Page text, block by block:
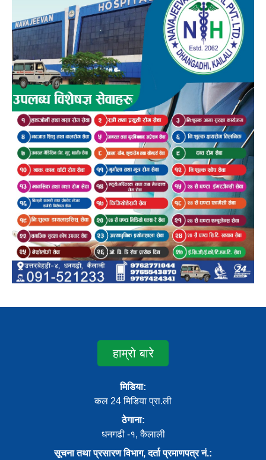
हाम्रो बारे
मिडिया:
कल 24 मिडिया प्रा.ली
ठेगाना:
धनगढी -१, कैलाली
सूचना तथा प्रसारण विभाग, दर्ता प्रमाणपत्र नं.: